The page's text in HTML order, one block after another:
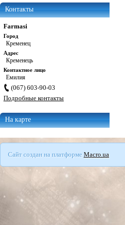
Контакты
Farmasi
Город
Кременец
Адрес
Кременець
Контактное лицо
Емилия
(067) 603-90-03
Подробные контакты
На карте
Сайт создан на платформе Macro.ua